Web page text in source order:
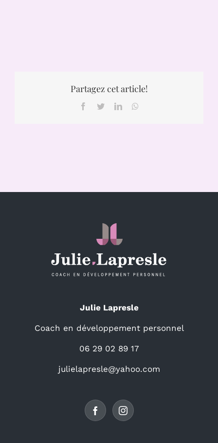
Partagez cet article!
Facebook
TwitterLinkedIn
Julie Lapresle
Coach en développement personnel
06 29 02 89 17
julielapresle@yahoo.com